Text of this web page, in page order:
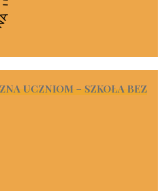
UCZNIOM – SZKOŁA BEZ